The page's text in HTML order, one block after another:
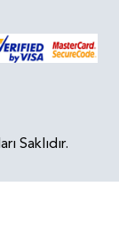
Saklıdır.